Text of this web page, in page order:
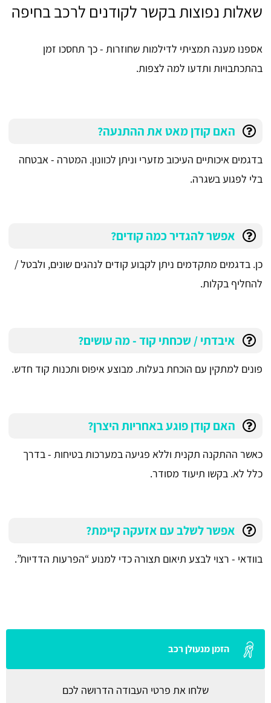
שאלות נפוצות בקשר לקודנים לרכב בחיפה
אספנו מענה תמציתי לדילמות שחוזרות - כך תחסכו זמן
בהתכתבויות ותדעו למה לצפות.
האם קודן מאט את ההתנעה?
בדגמים איכותיים העיכוב מזערי וניתן לכוונון. המטרה - אבטחה
בלי לפגוע בשגרה.
אפשר להגדיר כמה קודים?
כן. בדגמים מתקדמים ניתן לקבוע קודים לנהגים שונים, ולבטל /
להחליף בקלות.
איבדתי / שכחתי קוד - מה עושים?
פונים למתקין עם הוכחת בעלות. מבוצע איפוס ותכנות קוד חדש.
האם קודן פוגע באחריות היצרן?
כאשר ההתקנה תקנית וללא פגיעה במערכות בטיחות - בדרך
כלל לא. בקשו תיעוד מסודר.
אפשר לשלב עם אזעקה קיימת?
בוודאי - רצוי לבצע תיאום תצורה כדי למנוע “הפרעות הדדיות”.
הזמן מנעולן רכב
שלחו את פרטי העבודה הדרושה לכם